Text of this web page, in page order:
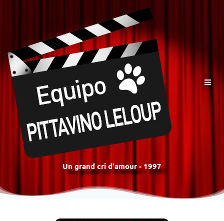
Un grand cri d'amour - 1997